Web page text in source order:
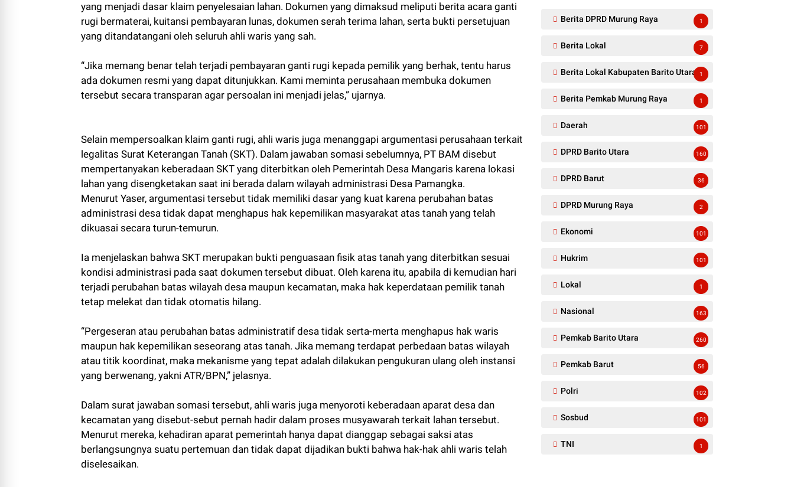
yang menjadi dasar klaim penyelesaian lahan. Dokumen yang dimaksud meliputi berita acara ganti
rugi bermaterai, kuitansi pembayaran lunas, dokumen serah terima lahan, serta bukti persetujuan
yang ditandatangani oleh seluruh ahli waris yang sah.
“Jika memang benar telah terjadi pembayaran ganti rugi kepada pemilik yang berhak, tentu harus
ada dokumen resmi yang dapat ditunjukkan. Kami meminta perusahaan membuka dokumen
tersebut secara transparan agar persoalan ini menjadi jelas,” ujarnya.
Selain mempersoalkan klaim ganti rugi, ahli waris juga menanggapi argumentasi perusahaan terkait
legalitas Surat Keterangan Tanah (SKT). Dalam jawaban somasi sebelumnya, PT BAM disebut
mempertanyakan keberadaan SKT yang diterbitkan oleh Pemerintah Desa Mangaris karena lokasi
lahan yang disengketakan saat ini berada dalam wilayah administrasi Desa Pamangka.
Menurut Yaser, argumentasi tersebut tidak memiliki dasar yang kuat karena perubahan batas
administrasi desa tidak dapat menghapus hak kepemilikan masyarakat atas tanah yang telah
dikuasai secara turun-temurun.
Ia menjelaskan bahwa SKT merupakan bukti penguasaan fisik atas tanah yang diterbitkan sesuai
kondisi administrasi pada saat dokumen tersebut dibuat. Oleh karena itu, apabila di kemudian hari
terjadi perubahan batas wilayah desa maupun kecamatan, maka hak keperdataan pemilik tanah
tetap melekat dan tidak otomatis hilang.
“Pergeseran atau perubahan batas administratif desa tidak serta-merta menghapus hak waris
maupun hak kepemilikan seseorang atas tanah. Jika memang terdapat perbedaan batas wilayah
atau titik koordinat, maka mekanisme yang tepat adalah dilakukan pengukuran ulang oleh instansi
yang berwenang, yakni ATR/BPN,” jelasnya.
Dalam surat jawaban somasi tersebut, ahli waris juga menyoroti keberadaan aparat desa dan
kecamatan yang disebut-sebut pernah hadir dalam proses musyawarah terkait lahan tersebut.
Menurut mereka, kehadiran aparat pemerintah hanya dapat dianggap sebagai saksi atas
berlangsungnya suatu pertemuan dan tidak dapat dijadikan bukti bahwa hak-hak ahli waris telah
diselesaikan.
Berita DPRD Murung Raya 1
Berita Lokal 7
Berita Lokal Kabupaten Barito Utara 1
Berita Pemkab Murung Raya 1
Daerah 101
DPRD Barito Utara 160
DPRD Barut 36
DPRD Murung Raya 2
Ekonomi 101
Hukrim 101
Lokal 1
Nasional 163
Pemkab Barito Utara 260
Pemkab Barut 56
Polri 102
Sosbud 101
TNI 1